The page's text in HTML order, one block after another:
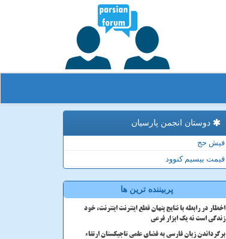
دوستان انجمن پارسیان
فیش حج
قیمت بیسیم کنوود
پربیننده ترین ها
اخطار در رابطه با نتایج پنهان قطع اینترنت اینترنت، خود
زندگی است نه یک ابزار فرعی
برگرداندن زبان فارسی به فضای علمی تاجیکستان ارتقاء